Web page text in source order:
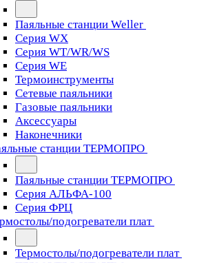
Паяльные станции Weller
Серия WX
Серия WT/WR/WS
Серия WE
Термоинструменты
Сетевые паяльники
Газовые паяльники
Аксессуары
Наконечники
станции ТЕРМОПРО
Паяльные станции ТЕРМОПРО
Серия АЛЬФА-100
Серия ФРЦ
подогреватели плат
Термостолы/подогреватели плат